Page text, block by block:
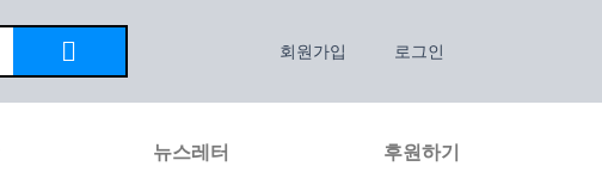
회원가입 로그인
뉴스레터 후원하기